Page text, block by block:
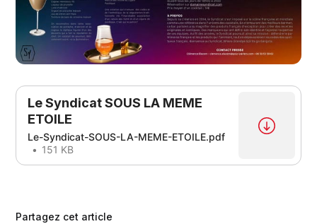
Le Syndicat SOUS LA MEME
ETOILE
Le-Syndicat-SOUS-LA-MEME-ETOILE.pdf
151 KB
Partagez cet article